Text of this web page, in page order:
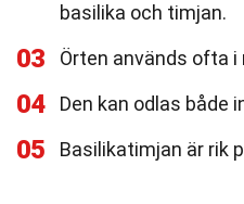
basilika och timjan.
03 Örten används ofta
04 Den kan odlas både
05 Basilikatimjan är rik